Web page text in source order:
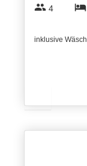
group 4 hotel
inklusive